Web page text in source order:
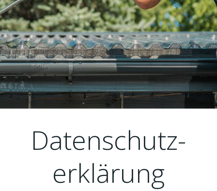
Datenschutz­
erklärung